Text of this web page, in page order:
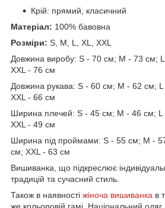
Крій: прямий, класичний
Матеріал: 100% бавовна
Розміри: S, M, L, XL, XXL
Довжина виробу: S - 70 см; M - 73 см;
XXL - 76 см
Довжина рукава: S - 60 см; M - 62 см;
XXL - 66 см
Ширина плечей: S - 45 см; M - 46 см;
XXL - 49 см
Ширина під проймами: S - 55 см; M -
см; XXL - 63 см
Вишиванка, що підкреслює
традицій та сучасний стиль.
Також в наявності жіноча вишиванка в
же кольоровій гамі. Національний одяг